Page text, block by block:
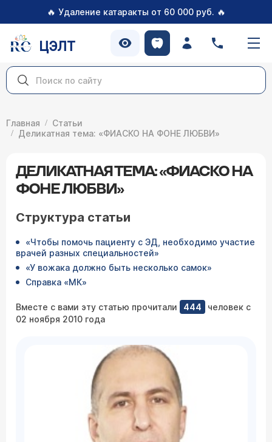
🔥 Удаление катаракты от 60 000 руб. 🔥
ЦЭЛТ
Главная
Статьи
Деликатная тема: «ФИАСКО НА ФОНЕ ЛЮБВИ»
ДЕЛИКАТНАЯ ТЕМА: «ФИАСКО НА
ФОНЕ ЛЮБВИ»
Структура статьи
«Чтобы помочь пациенту с ЭД, необходимо участие
врачей разных специальностей»
«У вожака должно быть несколько самок»
Справка «МК»
Вместе с вами эту статью прочитали 444
человек с
02 ноября 2010 года